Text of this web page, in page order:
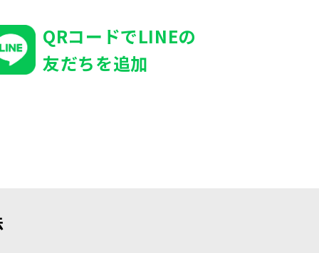
QRコードでLINEの
友だちを追加